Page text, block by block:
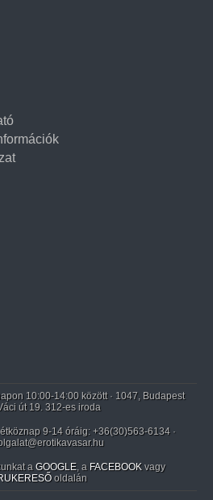
10:00-14:00 között · 1047, Budapest
út 19. 312-es iroda
9-14 óráig: +36(30)563-6134 ·
a GOOGLE, a FACEBOOK vagy
oldalán